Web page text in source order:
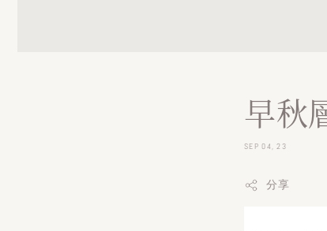
早秋
SEP 04, 23
分享